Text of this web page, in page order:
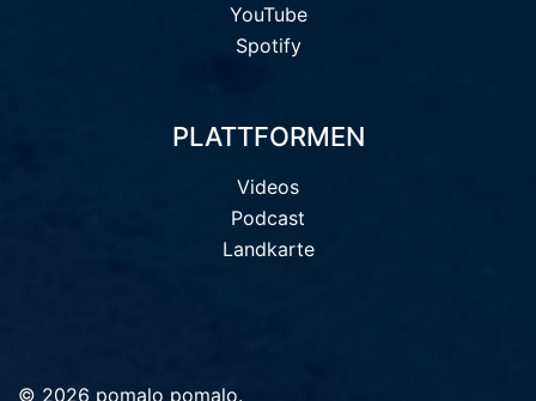
YouTube
Spotify
PLATTFORMEN
Videos
Podcast
Landkarte
© 2026 pomalo pomalo.